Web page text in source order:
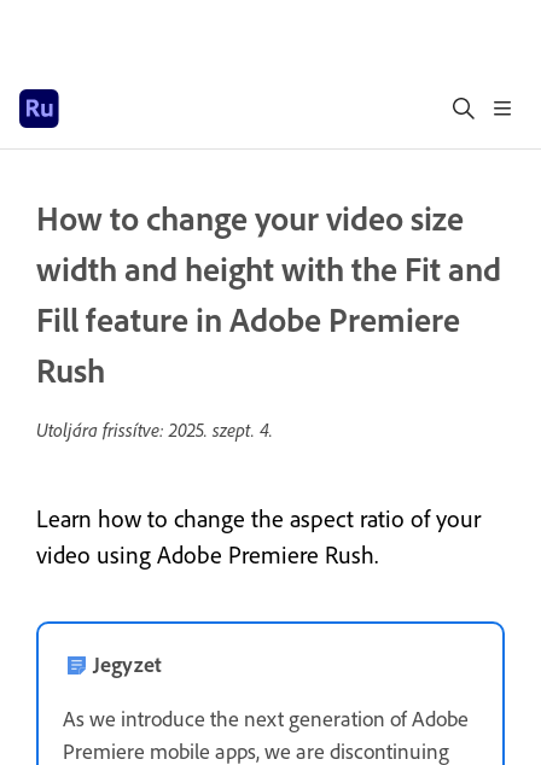
How to change your video size
width and height with the Fit and
Fill feature in Adobe Premiere
Rush
Utoljára frissítve:2025. szept. 4.
Learn how to change the aspect ratio of your
video using Adobe Premiere Rush.
Jegyzet
As we introduce the next generation of Adobe
Premiere mobile apps, we are discontinuing